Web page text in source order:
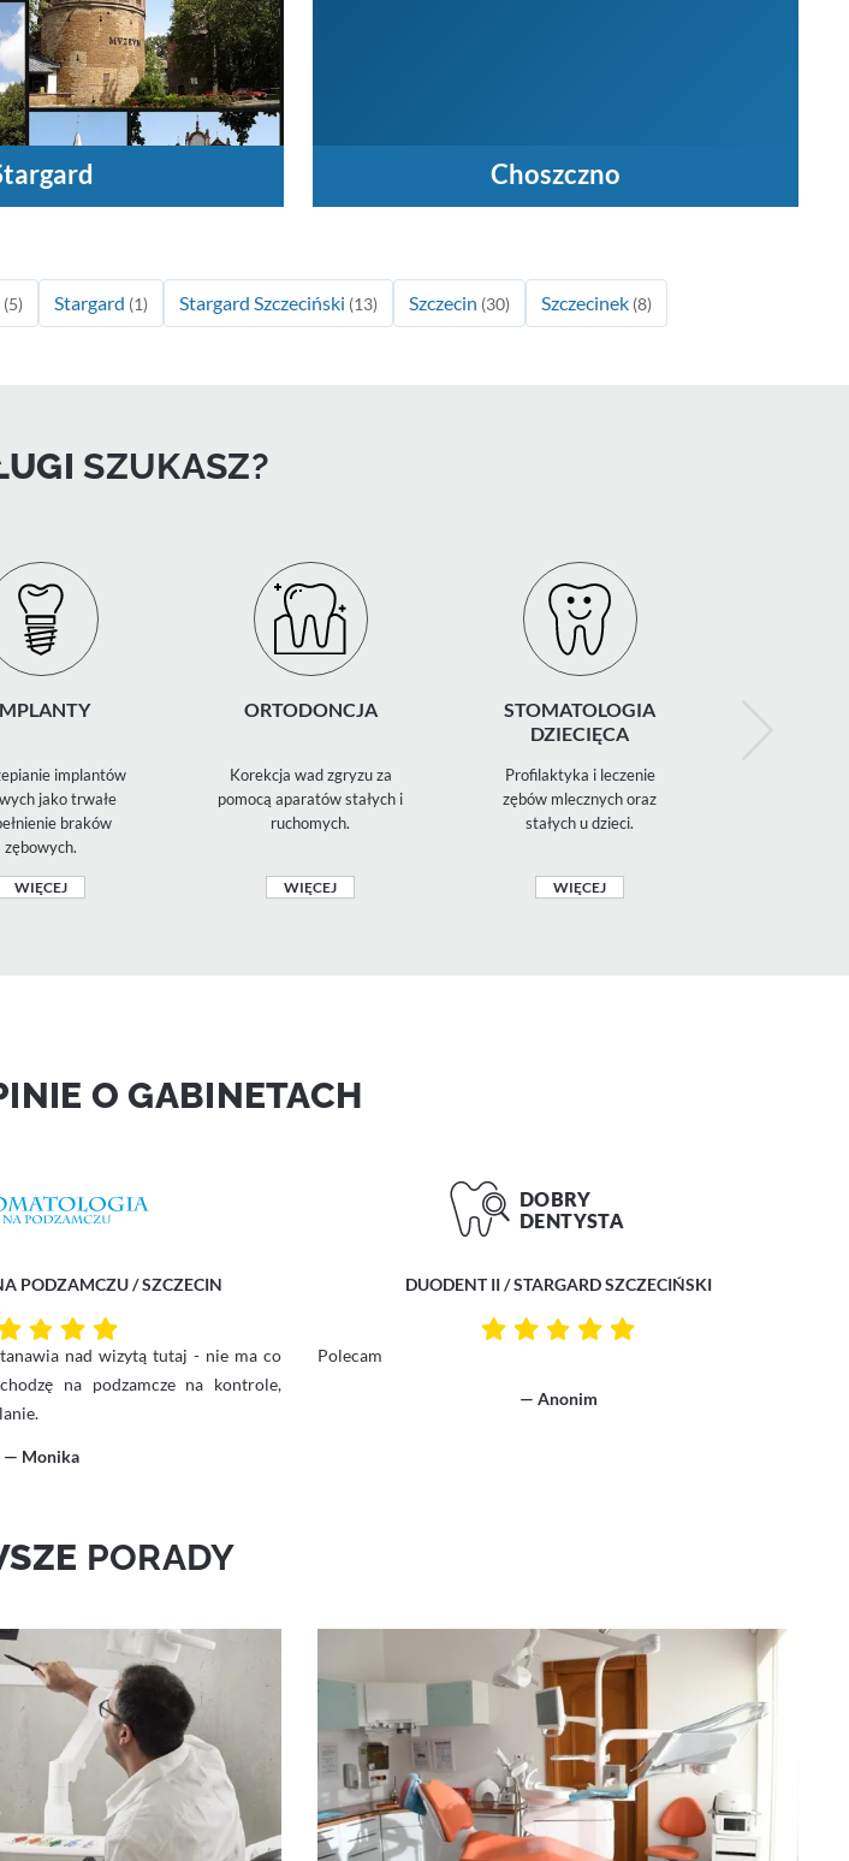
Choszczno
(5) Stargard (1) Stargard Szczeciński (13) Szczecin (30) Szczecinek (8)
SZUKASZ?
implantów
jako trwałe
braków
zębowych.
WIĘCEJ
ORTODONCJA
Korekcja wad zgryzu za
pomocą aparatów stałych i
ruchomych.
WIĘCEJ
STOMATOLOGIA
DZIECIĘCA
Profilaktyka i leczenie
zębów mlecznych oraz
stałych u dzieci.
WIĘCEJ
O GABINETACH
PODZAMCZU / SZCZECIN
nad wizytą tutaj - nie ma co
na podzamcze na kontrole,
— Monika
DUODENT II / STARGARD SZCZECIŃSKI
Polecam
— Anonim
PORADY